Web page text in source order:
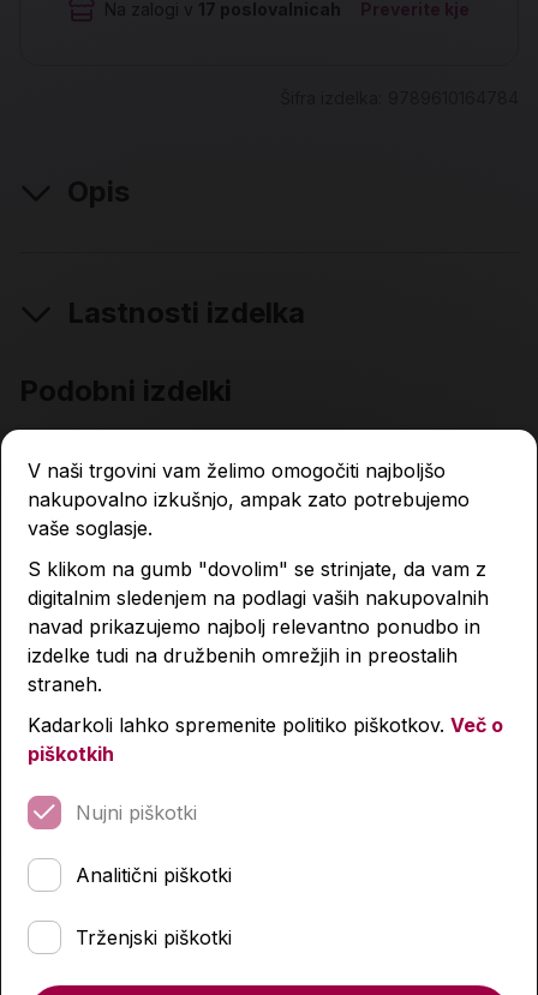
Na zalogi v
17 poslovalnicah Preverite kje
Opis
Lastnosti izdelka
Podobni izdelki
V naši trgovini vam želimo omogočiti najboljšo
nakupovalno izkušnjo, ampak zato potrebujemo
vaše soglasje.
S klikom na gumb "dovolim" se strinjate, da vam z
digitalnim sledenjem na podlagi vaših nakupovalnih
navad prikazujemo najbolj relevantno ponudbo in
izdelke tudi na družbenih omrežjih in preostalih
straneh.
Kadarkoli lahko spremenite politiko piškotkov. Več o
piškotkih
Nujni piškotki
Analitični piškotki
Trženjski piškotki